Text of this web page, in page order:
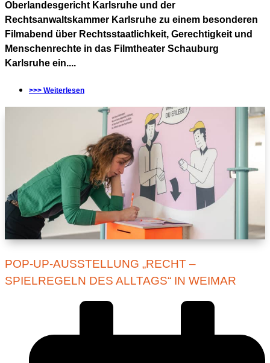
Oberlandesgericht Karlsruhe und der
Rechtsanwaltskammer Karlsruhe zu einem besonderen
Filmabend über Rechtsstaatlichkeit, Gerechtigkeit und
Menschenrechte in das Filmtheater Schauburg
Karlsruhe ein....
>>> Weiterlesen
POP-UP-AUSSTELLUNG „RECHT –
SPIELREGELN DES ALLTAGS“ IN WEIMAR